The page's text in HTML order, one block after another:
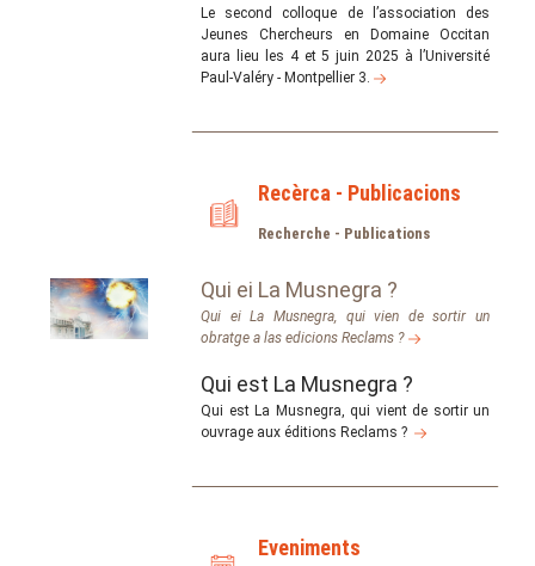
Le second colloque de l’association des
Jeunes Chercheurs en Domaine Occitan
aura lieu les 4 et 5 juin 2025 à l’Université
Paul-Valéry - Montpellier 3.
Recèrca - Publicacions
Recherche - Publications
Qui ei La Musnegra ?
Qui ei La Musnegra, qui vien de sortir un
obratge a las edicions Reclams ?
Qui est La Musnegra ?
Qui est La Musnegra, qui vient de sortir un
ouvrage aux éditions Reclams ?
Eveniments